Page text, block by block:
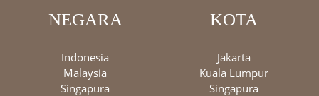
NEGARA
Indonesia
Malaysia
Singapura
KOTA
Jakarta
Kuala Lumpur
Singapura